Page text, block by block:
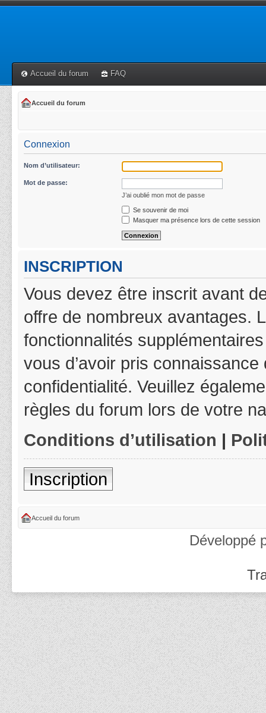
Accueil du forum FAQ
Accueil du forum
Connexion
Nom d’utilisateur:
Mot de passe:
J’ai oublié mon mot de passe
Se souvenir de moi
Masquer ma présence lors de cette session
INSCRIPTION
Vous devez être inscrit avant
offre de nombreux avantages.
fonctionnalités
vous d’avoir pris
confidentialité. Veuillez
règles du forum lors de votre
Conditions d’utilisation |
Inscription
Accueil du forum
Développé